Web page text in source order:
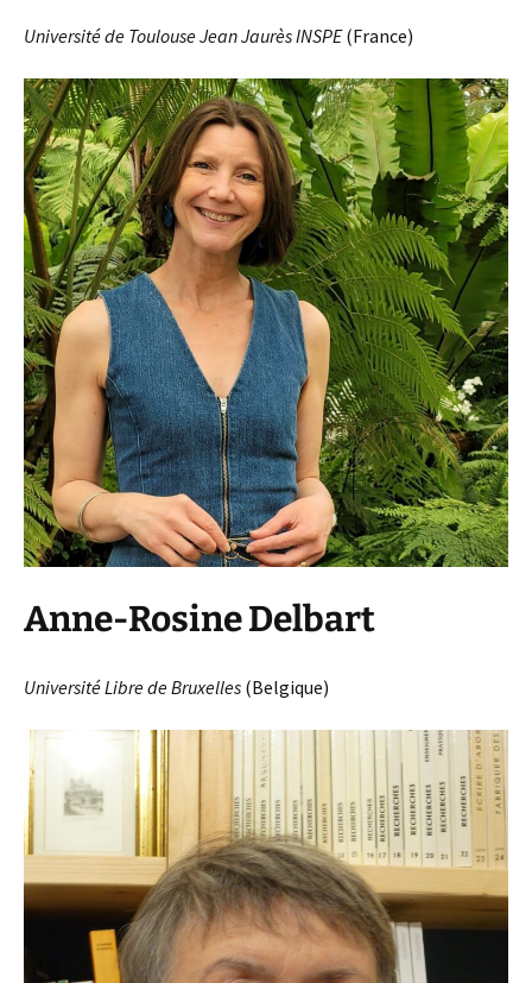
Université de Toulouse Jean Jaurès INSPE(France)
Anne-Rosine Delbart
Université Libre de Bruxelles (Belgique)